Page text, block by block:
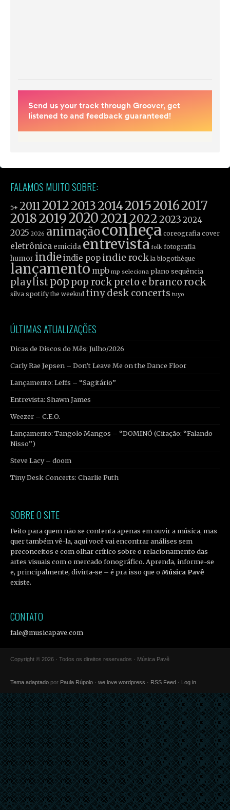
FALAMOS MUITO SOBRE:
5+ 2011201220132014201520162017
201820192020202120222023 2024
2025 2026 animaçãoconheça coreografia cover
eletrônica emicida entrevista folk fotografia
humor indieindie pop indie rock la blogothèque
lançamento mpb mp seleciona plano sequência
playlist poppop rock preto e branco rock
silva spotify the weeknd tiny desk concerts tuyo
ÚLTIMAS ATUALIZAÇÕES
Dicas de Discos do Mês: Julho/2026
Carly Rae Jepsen – Don’t Leave Me on the Dance Floor
Lançamento: Leffs – “Sagitário”
Entrevista: Shawn James
Weezer – C.E.O.
Lançamento: Tangolo Mangos – “DOMINÓ (Citação: “Falando
Nisso”)
Steve Lacy – doom
Tiny Desk Concerts: Charlie Puth
SOBRE O SITE
Feito para quem não se contenta apenas em ouvir a música, mas
quer também vê-la, aqui você vai encontrar análises sem
preconceitos e com olhar crítico sobre o relacionamento das
artes visuais com o mercado fonográfico. Aprenda, informe-se
e, principalmente, divirta-se – é pra isso que oMúsica Pavê
existe.
CONTATO
fale@musicapave.com
Copyright © 2026 · Todos os direitos reservados · Música Pavê
Tema adaptado por Paula Rúpolo · we love wordpress · RSS Feed · Log in